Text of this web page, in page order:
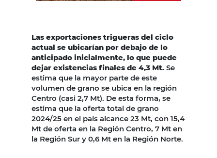
Las exportaciones trigueras del ciclo
actual se ubicarían por debajo de lo
anticipado inicialmente, lo que puede
dejar existencias finales de 4,3 Mt. Se
estima que la mayor parte de este
volumen de grano se ubica en la región
Centro (casi 2,7 Mt). De esta forma, se
estima que la oferta total de grano
2024/25 en el país alcance 23 Mt, con 15,4
Mt de oferta en la Región Centro, 7 Mt en
la Región Sur y 0,6 Mt en la Región Norte.